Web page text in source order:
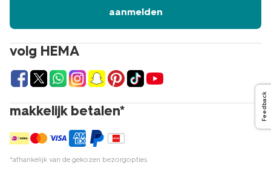
volg HEMA
makkelijk betalen*
*afhankelijk van de gekozen bezorgopties
aanmelden
Feedback